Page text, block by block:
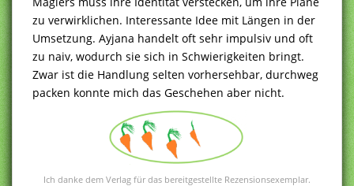
zu verwirklichen. Interessante Idee mit Längen in der
Umsetzung. Ayjana handelt oft sehr impulsiv und oft
zu naiv, wodurch sie sich in Schwierigkeiten bringt.
Zwar ist die Handlung selten vorhersehbar, durchweg
packen konnte mich das Geschehen aber nicht.
Ich danke dem Verlag für das bereitgestellte Rezensionsexemplar.